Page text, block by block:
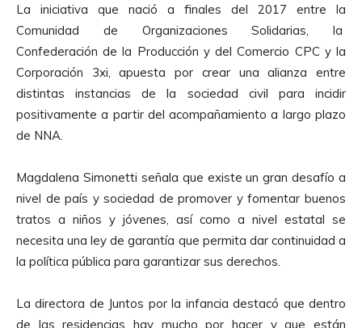
o
r
d
e
A
u
d
o
La iniciativa que nació a finales del 2017 entre la
Comunidad de Organizaciones Solidarias, la
Confederación de la Producción y del Comercio CPC y la
Corporación 3xi, apuesta por crear una alianza entre
distintas instancias de la sociedad civil para incidir
positivamente a partir del acompañamiento a largo plazo
de NNA.
Magdalena Simonetti señala que existe un gran desafío a
nivel de país y sociedad de promover y fomentar buenos
tratos a niños y jóvenes, así como a nivel estatal se
necesita una ley de garantía que permita dar continuidad a
la política pública para garantizar sus derechos.
La directora de Juntos por la infancia destacó que dentro
de las residencias hay mucho por hacer y que están